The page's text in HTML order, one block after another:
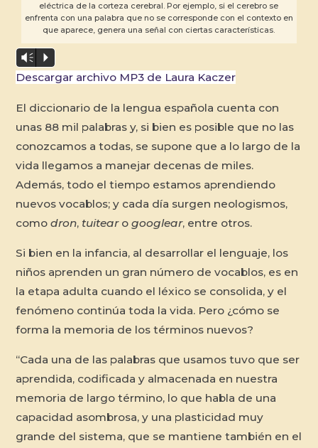
eléctrica de la corteza cerebral. Por ejemplo, si el cerebro se
enfrenta con una palabra que no se corresponde con el contexto en
que aparece, genera una señal con ciertas características.
Vm P
Descargar archivo MP3 de Laura Kaczer
El diccionario de la lengua española cuenta con
unas 88 mil palabras y, si bien es posible que no las
conozcamos a todas, se supone que a lo largo de la
vida llegamos a manejar decenas de miles.
Además, todo el tiempo estamos aprendiendo
nuevos vocablos; y cada día surgen neologismos,
comodron, tuitearogooglear, entre otros.
Si bien en la infancia, al desarrollar el lenguaje, los
niños aprenden un gran número de vocablos, es en
la etapa adulta cuando el léxico se consolida, y el
fenómeno continúa toda la vida. Pero ¿cómo se
forma la memoria de los términos nuevos?
“Cada una de las palabras que usamos tuvo que ser
aprendida, codificada y almacenada en nuestra
memoria de largo término, lo que habla de una
capacidad asombrosa, y una plasticidad muy
grande del sistema, que se mantiene también en el